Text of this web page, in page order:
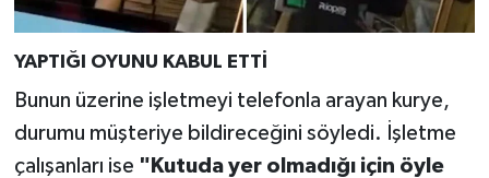
YAPTIĞI OYUNU KABUL ETTİ
Bunun üzerine işletmeyi telefonla arayan kurye,
durumu müşteriye bildireceğini söyledi. İşletme
çalışanları ise "Kutuda yer olmadığı için öyle